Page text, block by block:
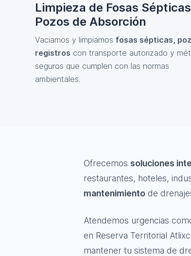
Limpieza de Fosas
Pozos de Absorción
Vaciamos y limpiamos fosas sépticas,
registros con transporte autorizado y
seguros que cumplen con las normas
ambientales.
Ofrecemos soluciones
restaurantes, hoteles,
mantenimiento de
Atendemos urgencias
en Reserva Territorial
mantener tu sistema de